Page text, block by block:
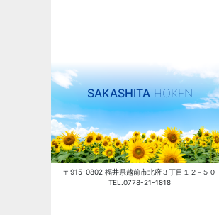
SAKASHITA HOKEN
〒915-0802 福井県越前市北府３丁目１２−５０
TEL.0778-21-1818